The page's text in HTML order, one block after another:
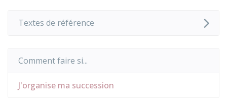
Textes de référence
Comment faire si...
J'organise ma succession